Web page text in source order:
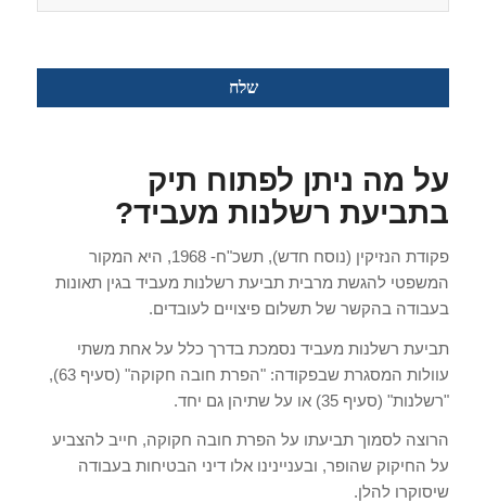
על מה ניתן לפתוח תיק
בתביעת רשלנות מעביד?
פקודת הנזיקין (נוסח חדש), תשכ"ח- 1968, היא המקור
המשפטי להגשת מרבית תביעת רשלנות מעביד בגין תאונות
בעבודה בהקשר של תשלום פיצויים לעובדים.
תביעת רשלנות מעביד נסמכת בדרך כלל על אחת משתי
עוולות המסגרת שבפקודה: "הפרת חובה חקוקה" (סעיף 63),
"רשלנות" (סעיף 35) או על שתיהן גם יחד.
הרוצה לסמוך תביעתו על הפרת חובה חקוקה, חייב להצביע
על החיקוק שהופר, ובעניינינו אלו דיני הבטיחות בעבודה
שיסוקרו להלן.